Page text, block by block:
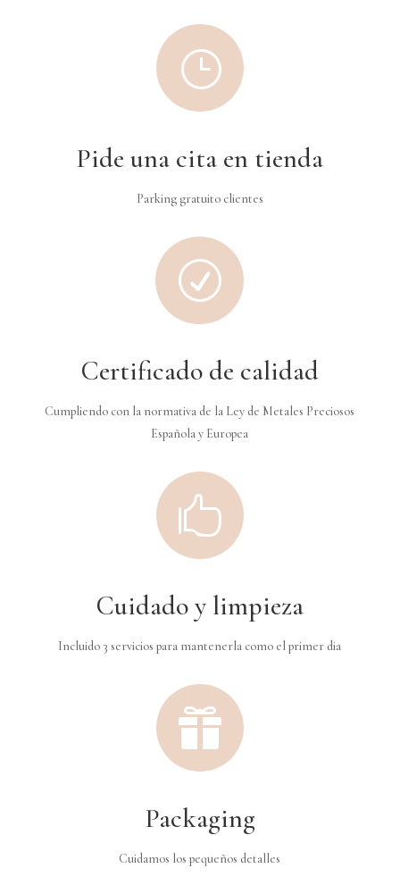
}
Pide una cita en tienda
Parking gratuito clientes
R
Certificado de calidad
Cumpliendo con la normativa de la Ley de Metales Preciosos
Española y Europea

Cuidado y limpieza
Incluido 3 servicios para mantenerla como el primer dia

Packaging
Cuidamos los pequeños detalles